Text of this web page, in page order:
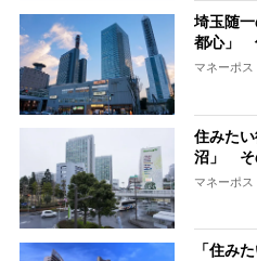
埼玉随
都心」
マネーポス
住みた
沼」 そ
マネーポス
「住み